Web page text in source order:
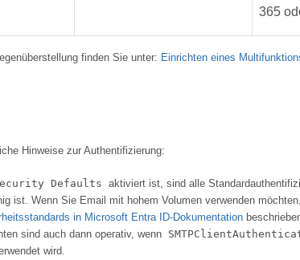
365
finden Sie unter: Einrichten eines
Hinweise zur Authentifizierung:
Defaults
aktiviert ist, sind alle
ist. Wenn Sie Email mit hohem Volumen verwenden
in Microsoft Entra ID-Dokumentation
sind auch dann operativ, wenn
wird.